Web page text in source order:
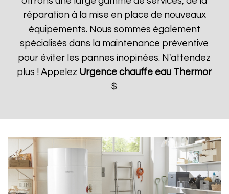
réparation à la mise en place de nouveaux
équipements. Nous sommes également
spécialisés dans la maintenance préventive
pour éviter les pannes inopinées. N'attendez
plus ! Appelez Urgence chauffe eau Thermor
$